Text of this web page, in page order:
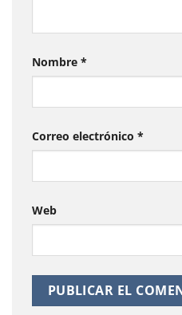
Nombre *
Correo electrónico *
Web